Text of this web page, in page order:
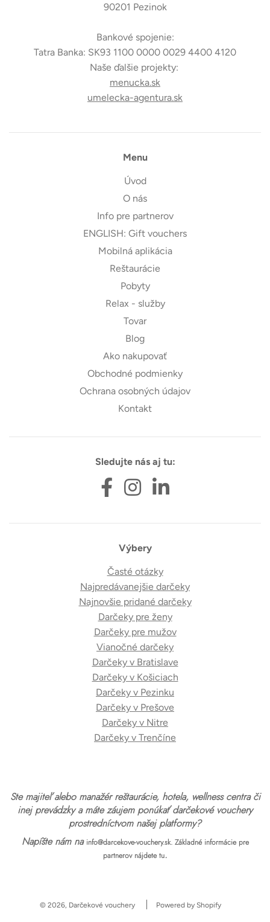
90201 Pezinok
Bankové spojenie:
Tatra Banka: SK93 1100 0000 0029 4400 4120
Naše ďalšie projekty:
menucka.sk
umelecka-agentura.sk
Menu
Úvod
O nás
Info pre partnerov
ENGLISH: Gift vouchers
Mobilná aplikácia
Reštaurácie
Pobyty
Relax - služby
Tovar
Blog
Ako nakupovať
Obchodné podmienky
Ochrana osobných údajov
Kontakt
Sledujte nás aj tu:
Výbery
Časté otázky
Najpredávanejšie darčeky
Najnovšie pridané darčeky
Darčeky pre ženy
Darčeky pre mužov
Vianočné darčeky
Darčeky v Bratislave
Darčeky v Košiciach
Darčeky v Pezinku
Darčeky v Prešove
Darčeky v Nitre
Darčeky v Trenčíne
Ste majiteľ alebo manažér reštaurácie, hotela, wellness centra či
inej prevádzky a máte záujem ponúkať darčekové vouchery
prostredníctvom našej platformy?
Napíšte nám na info@darcekove-vouchery.sk. Základné informácie pre
partnerov nájdete tu.
© 2026, Darčekové vouchery Powered by Shopify